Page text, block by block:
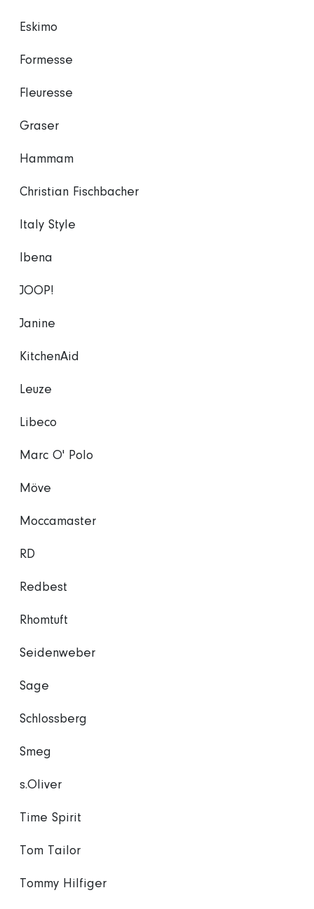
Eskimo
Formesse
Fleuresse
Graser
Hammam
Christian Fischbacher
Italy Style
Ibena
JOOP!
Janine
KitchenAid
Leuze
Libeco
Marc O' Polo
Möve
Moccamaster
RD
Redbest
Rhomtuft
Seidenweber
Sage
Schlossberg
Smeg
s.Oliver
Time Spirit
Tom Tailor
Tommy Hilfiger